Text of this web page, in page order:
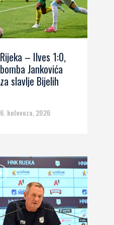
Rijeka – Ilves 1:0,
bomba Jankovića
za slavlje Bijelih
6. kolovoza, 2026